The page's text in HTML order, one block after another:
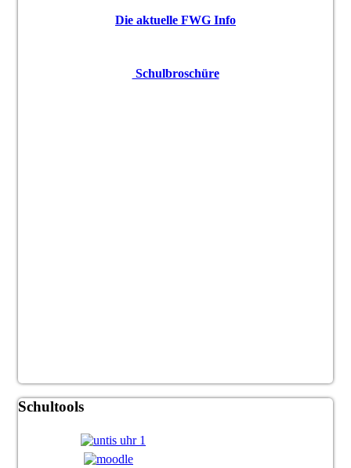
Die aktuelle FWG Info
Schulbroschüre
Schultools